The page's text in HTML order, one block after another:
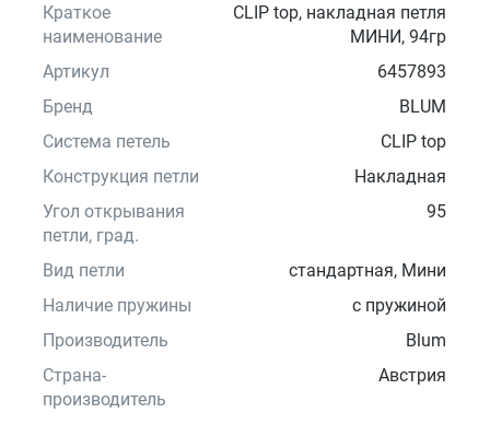
Краткое
наименование
CLIP top, накладная петля
МИНИ, 94гр
Артикул
6457893
Бренд
BLUM
Система петель
CLIP top
Конструкция петли
Накладная
Угол открывания
петли, град.
95
Вид петли
стандартная, Мини
Наличие пружины
с пружиной
Производитель
Blum
Страна-
производитель
Австрия